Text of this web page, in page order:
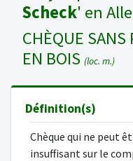
Scheck' en
CHÈQUE SANS
EN BOIS (loc. m.)
Définition(s)
Chèque qui ne peut
insuffisant sur le